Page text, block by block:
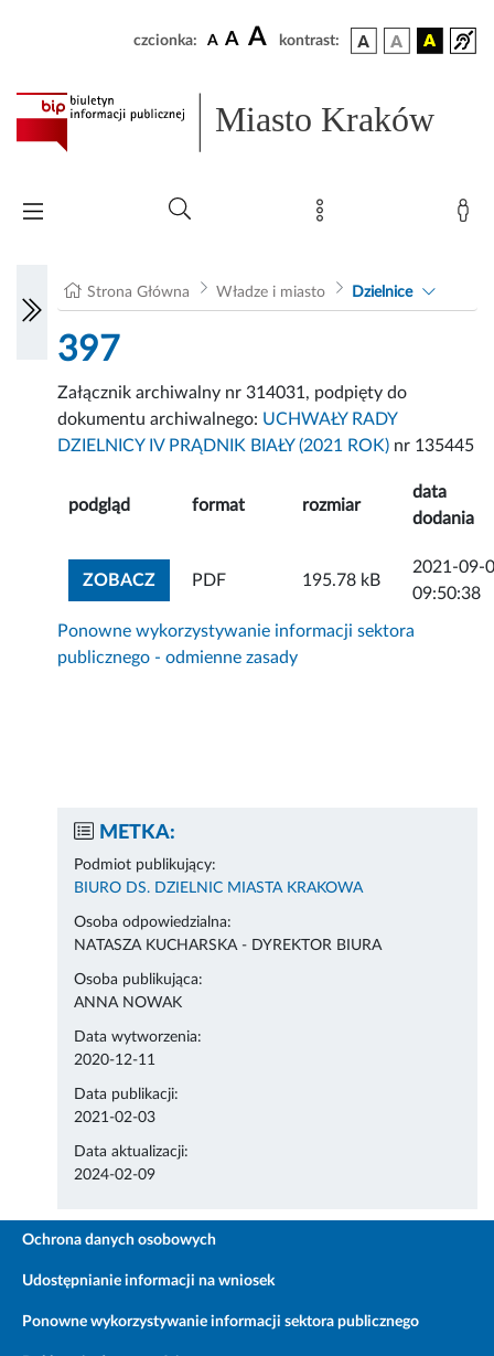
czcionka: A A A kontrast:
Miasto Kraków
Strona Główna Władze i miasto Dzielnice
397
Załącznik archiwalny nr 314031, podpięty do
dokumentu archiwalnego: UCHWAŁY RADY
DZIELNICY IV PRĄDNIK BIAŁY (2021 ROK) nr 135445
podgląd format rozmiar
data
dodania
ZOBACZZOBACZ ZAŁĄCZNIK
PDF 195.78 kB
2021-09-
09:50:38
Ponowne wykorzystywanie informacji sektora
publicznego - odmienne zasady
METKA:
Podmiot publikujący:
BIURO DS. DZIELNIC MIASTA KRAKOWA
Osoba odpowiedzialna:
NATASZA KUCHARSKA - DYREKTOR BIURA
Osoba publikująca:
ANNA NOWAK
Data wytworzenia:
2020-12-11
Data publikacji:
2021-02-03
Data aktualizacji:
2024-02-09
Ochrona danych osobowych
Udostępnianie informacji na wniosek
Ponowne wykorzystywanie informacji sektora publicznego